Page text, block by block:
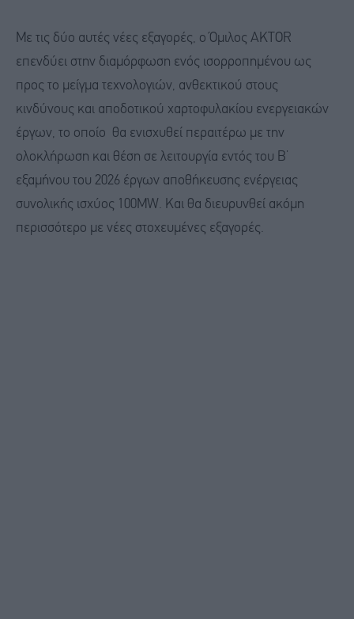
Με τις δύο αυτές νέες εξαγορές, ο Όμιλος AKTOR
επενδύει στην διαμόρφωση ενός ισορροπημένου ως
προς το μείγμα τεχνολογιών, ανθεκτικού στους
κινδύνους και αποδοτικού χαρτοφυλακίου ενεργειακών
έργων, το οποίο θα ενισχυθεί περαιτέρω με την
ολοκλήρωση και θέση σε λειτουργία εντός του Β’
εξαμήνου του 2026 έργων αποθήκευσης ενέργειας
συνολικής ισχύος 100MW. Και θα διευρυνθεί ακόμη
περισσότερο με νέες στοχευμένες εξαγορές.